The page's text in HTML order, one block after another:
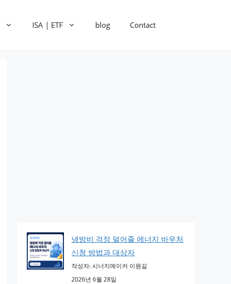
ISA | ETF blog Contact
냉방비 걱정 덜어줄 에너지 바우처
신청 방법과 대상자
작성자: 시너지메이커 이원길
2026년 6월 28일